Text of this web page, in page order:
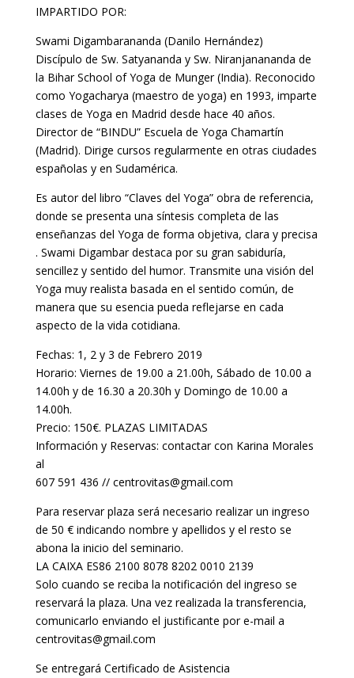
IMPARTIDO POR:
Swami Digambarananda (Danilo Hernández)
Discípulo de Sw. Satyananda y Sw. Niranjanananda de
la Bihar School of Yoga de Munger (India). Reconocido
como Yogacharya (maestro de yoga) en 1993, imparte
clases de Yoga en Madrid desde hace 40 años.
Director de “BINDU” Escuela de Yoga Chamartín
(Madrid). Dirige cursos regularmente en otras ciudades
españolas y en Sudamérica.
Es autor del libro “Claves del Yoga” obra de referencia,
donde se presenta una síntesis completa de las
enseñanzas del Yoga de forma objetiva, clara y precisa
. Swami Digambar destaca por su gran sabiduría,
sencillez y sentido del humor. Transmite una visión del
Yoga muy realista basada en el sentido común, de
manera que su esencia pueda reflejarse en cada
aspecto de la vida cotidiana.
Fechas: 1, 2 y 3 de Febrero 2019
Horario: Viernes de 19.00 a 21.00h, Sábado de 10.00 a
14.00h y de 16.30 a 20.30h y Domingo de 10.00 a
14.00h.
Precio: 150€. PLAZAS LIMITADAS
Información y Reservas: contactar con Karina Morales
al
607 591 436 // centrovitas@gmail.com
Para reservar plaza será necesario realizar un ingreso
de 50 € indicando nombre y apellidos y el resto se
abona la inicio del seminario.
LA CAIXA ES86 2100 8078 8202 0010 2139
Solo cuando se reciba la notificación del ingreso se
reservará la plaza. Una vez realizada la transferencia,
comunicarlo enviando el justificante por e-mail a
centrovitas@gmail.com
Se entregará Certificado de Asistencia